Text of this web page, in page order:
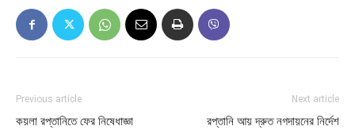
Previous article
কয়লা রপ্তানিতে ফের নিষেধাজ্ঞা
Next article
রপ্তানি আয় দ্রুত নগদায়নের নির্দেশ